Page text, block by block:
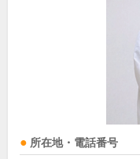
所在地・電話番号